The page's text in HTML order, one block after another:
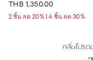
THB 1,350.00
2 ชิ้น ลด 20% | 4 ชิ้น ลด 30%